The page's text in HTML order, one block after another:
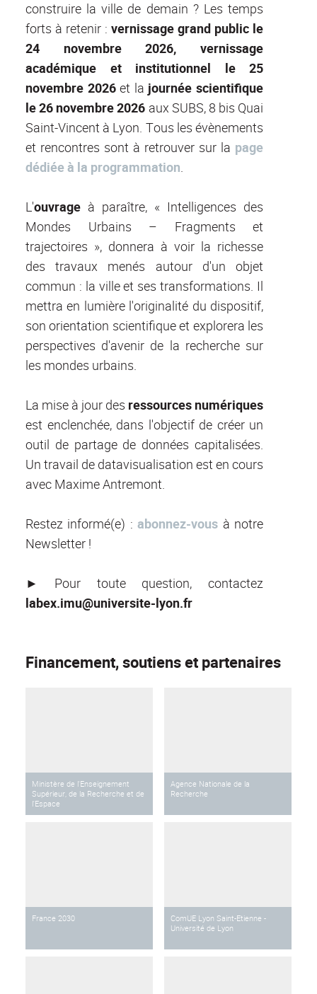
construire la ville de demain ? Les temps
forts à retenir : vernissage grand public le
24 novembre 2026, vernissage
académique et institutionnel le 25
novembre 2026et la journée scientifique
le 26 novembre 2026 aux SUBS, 8 bis Quai
Saint-Vincent à Lyon. Tous les évènements
et rencontres sont à retrouver sur la page
dédiée à la programmation.
L'ouvrage à paraître, « Intelligences des
Mondes Urbains – Fragments et
trajectoires », donnera à voir la richesse
des travaux menés autour d'un objet
commun : la ville et ses transformations. Il
mettra en lumière l'originalité du dispositif,
son orientation scientifique et explorera les
perspectives d'avenir de la recherche sur
les mondes urbains.
La mise à jour des ressources numériques
est enclenchée, dans l'objectif de créer un
outil de partage de données capitalisées.
Un travail de datavisualisation est en cours
avec Maxime Antremont.
Restez informé(e) :abonnez-vous à notre
Newsletter !
► Pour toute question, contactez
labex.imu@universite-lyon.fr
Financement, soutiens et partenaires
Ministère de l'Enseignement
Supérieur, de la Recherche et de
l'Espace
Agence Nationale de la
Recherche
France 2030
ComUE Lyon Saint-Etienne -
Université de Lyon